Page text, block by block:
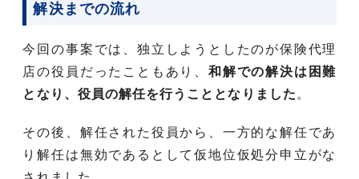
解決までの流れ
今回の事案では、独立しようとしたのが保険代理
店の役員だったこともあり、 和解での解決は困難
となり、役員の解任を行うこととなりました 。
その後、解任された役員から、一方的な解任であ
り解任は無効であるとして仮地位仮処分申立がな